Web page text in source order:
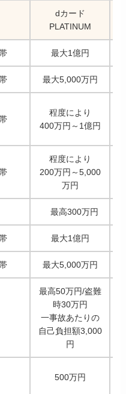
dカード
PLATINUM
最大1億円
最大5,000万円
程度により
400万円～1億円
程度により
200万円～5,000
万円
最高300万円
最大1億円
最大5,000万円
最高50万円/盗難
時30万円
一事故あたりの
自己負担額3,000
円
500万円